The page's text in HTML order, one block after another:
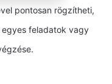
pontosan rögzítheti,
feladatok vagy